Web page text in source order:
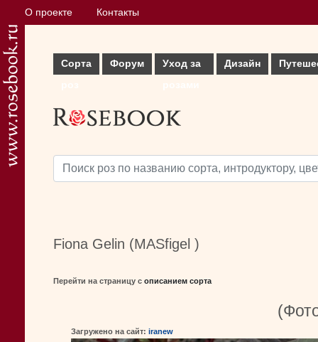
О проекте Контакты
Сорта
Форум
Уход за
Дизайн
Fiona Gelin (MASfigel )
Перейти на страницу с описанием сорта
Загружено на сайт: iranew